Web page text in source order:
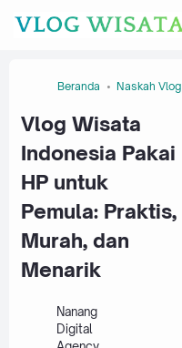
Beranda Naskah Vlog
Vlog Wisata
Indonesia Pakai
HP untuk
Pemula: Praktis,
Murah, dan
Menarik
Nanang
Digital